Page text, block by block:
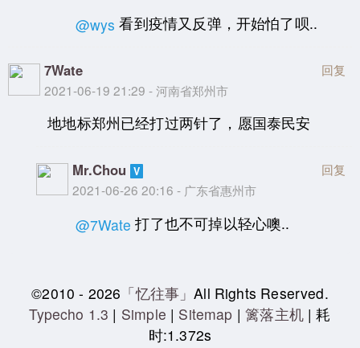
@wys 看到疫情又反弹，开始怕了呗..
7Wate
2021-06-19 21:29 - 河南省郑州市
回复
地地标郑州已经打过两针了，愿国泰民安
Mr.Chou
2021-06-26 20:16 - 广东省惠州市
回复
@7Wate 打了也不可掉以轻心噢..
©2010 - 2026 「忆往事」All Rights Reserved.
Typecho 1.3 | Simple | Sitemap |篱落主机| 耗
时:1.372s